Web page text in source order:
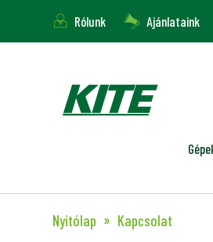
Rólunk Ajánlataink
Nyitólap Kapcsolat